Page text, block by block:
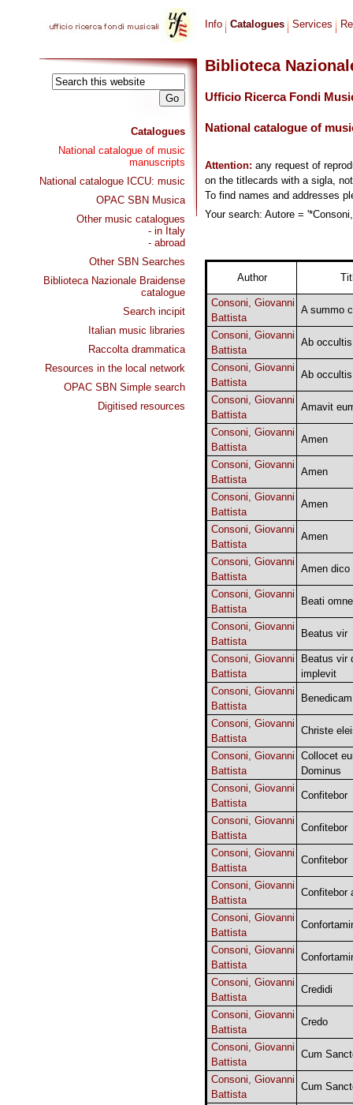
Catalogues
National catalogue of music
manuscripts
National catalogue ICCU: music
OPAC SBN Musica
Other music catalogues
- in Italy
- abroad
Other SBN Searches
Biblioteca Nazionale Braidense
catalogue
Search incipit
Italian music libraries
Raccolta drammatica
Resources in the local network
OPAC SBN Simple search
Digitised resources
Info Catalogues Services
Biblioteca
Ufficio Ricerca Fondi
National catalogue of
Attention: any request of
on the titlecards with a sigla,
To find names and addresses
Your search: Autore =
Author
Consoni, Giovanni
Battista
A summo
Consoni, Giovanni
Battista
Ab
Consoni, Giovanni
Battista
Ab
Consoni, Giovanni
Battista
Amavit
Consoni, Giovanni
Battista
Amen
Consoni, Giovanni
Battista
Amen
Consoni, Giovanni
Battista
Amen
Consoni, Giovanni
Battista
Amen
Consoni, Giovanni
Battista
Amen dico
Consoni, Giovanni
Battista
Beati
Consoni, Giovanni
Battista
Beatus vir
Consoni, Giovanni
Battista
Beatus vir
implevit
Consoni, Giovanni
Battista
Consoni, Giovanni
Battista
Christe
Consoni, Giovanni
Battista
Collocet
Dominus
Consoni, Giovanni
Battista
Confitebor
Consoni, Giovanni
Battista
Confitebor
Consoni, Giovanni
Battista
Confitebor
Consoni, Giovanni
Battista
Confitebor
Consoni, Giovanni
Battista
Consoni, Giovanni
Battista
Consoni, Giovanni
Battista
Credidi
Consoni, Giovanni
Battista
Credo
Consoni, Giovanni
Battista
Cum
Consoni, Giovanni
Battista
Cum